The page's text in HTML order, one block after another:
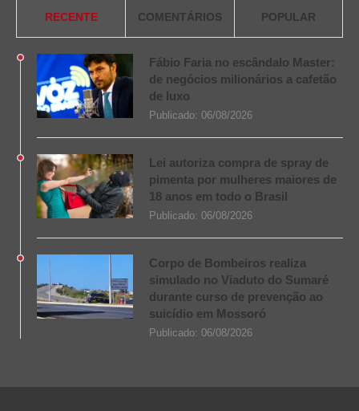
RECENTE COMENTÁRIOS POPULAR
Fábio Faria no escândalo Master:
de negócios milionários a cafetão
de luxo
Publicado: 06/08/2026
Lei autoriza compra de spray de
pimenta por mulheres maiores de
18 anos em todo o Brasil
Publicado: 06/08/2026
Corpo de Bombeiros realiza
simulado no Viaduto do Sumaré
durante curso de prevenção ao
suicídio em Mossoró
Publicado: 06/08/2026